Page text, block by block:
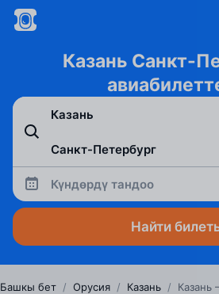
Казань Санкт-
Күндөрдү тандоо
Найти
Башкы бет / Орусия / Казань / Казань